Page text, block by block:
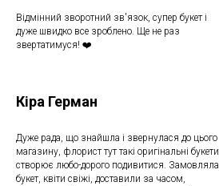
Відмінний зворотний зв'язок, супер букет і
дуже швидко все зроблено. Ще не раз
звертатимуся! ❤️
Кіра Герман
Дуже рада, що знайшла і звернулася до цього
магазину, флорист тут такі оригінальні букети
створює любо-дорого подивитися. Замовляла
букет, квіти свіжі, доставили за часом,